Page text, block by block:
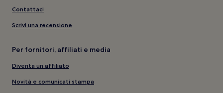
Contattaci
Scrivi una recensione
Per fornitori, affiliati e media
Diventa un affiliato
Novità e comunicati stampa